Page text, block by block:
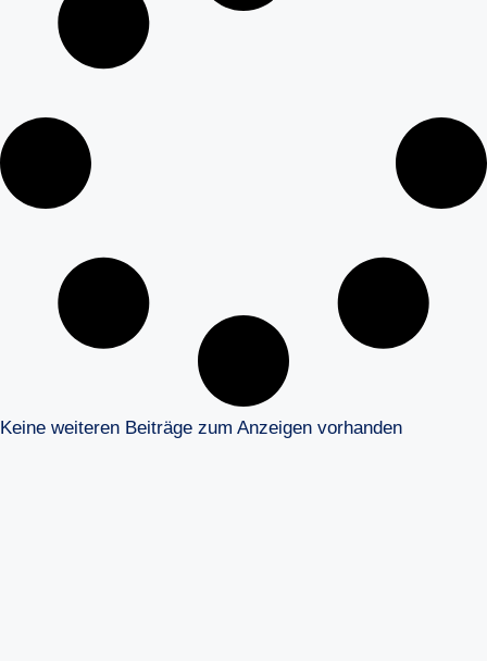
Keine weiteren Beiträge zum Anzeigen vorhanden